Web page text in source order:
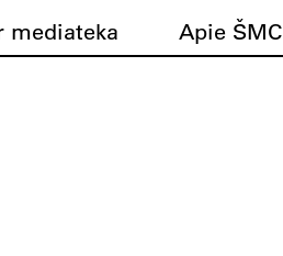
mediateka Apie ŠMC